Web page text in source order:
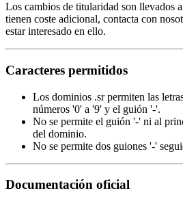
Los cambios de titularidad son llevados
tienen coste adicional, contacta con
estar interesado en ello.
Caracteres permitidos
Los dominios .sr permiten las
números '0' a '9' y el guión '-'.
No se permite el guión '-' ni al
del dominio.
No se permite dos guiones '-'
Documentación oficial